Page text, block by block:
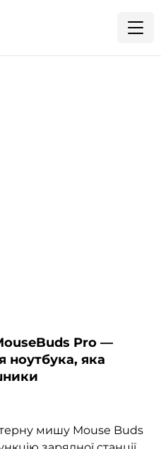
Pro —
ноутбука, яка
мишу Mouse Buds